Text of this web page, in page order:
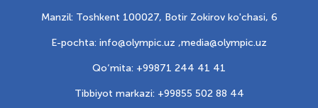
Manzil: Toshkent 100027, Botir Zokirov ko'chasi, 6
E-pochta: info@olympic.uz ,media@olympic.uz
Qo‘mita: +99871 244 41 41
Tibbiyot markazi: +99855 502 88 44